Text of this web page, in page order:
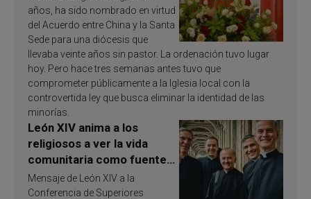
años, ha sido nombrado en virtud
del Acuerdo entre China y la Santa
Sede para una diócesis que
llevaba veinte años sin pastor. La ordenación tuvo lugar
hoy. Pero hace tres semanas antes tuvo que
comprometer públicamente a la Iglesia local con la
controvertida ley que busca eliminar la identidad de las
minorías.
León XIV anima a los
religiosos a ver la vida
comunitaria como fuente
de inspiración y
santificación
Mensaje de León XIV a la
Conferencia de Superiores